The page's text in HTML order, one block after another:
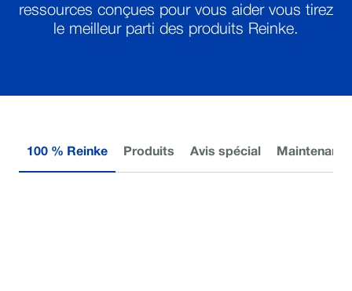
ressources conçues pour vous aider vous tirez
le meilleur parti des produits Reinke.
100 % Reinke Produits Avis spécial